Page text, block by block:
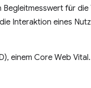
für
Interaktion eines
einem Core Web Vital.